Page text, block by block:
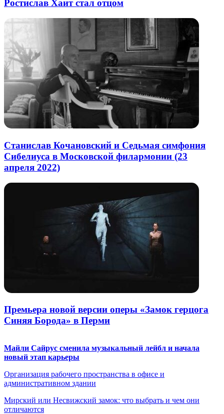
Ростислав Хаит стал отцом
Станислав Кочановский и Седьмая симфония
Сибелиуса в Московской филармонии (23
апреля 2022)
Премьера новой версии оперы «Замок герцога
Синяя Борода» в Перми
Майли Сайрус сменила музыкальный лейбл и начала
новый этап карьеры
Организация рабочего пространства в офисе и
административном здании
Мирский или Несвижский замок: что выбрать и чем они
отличаются